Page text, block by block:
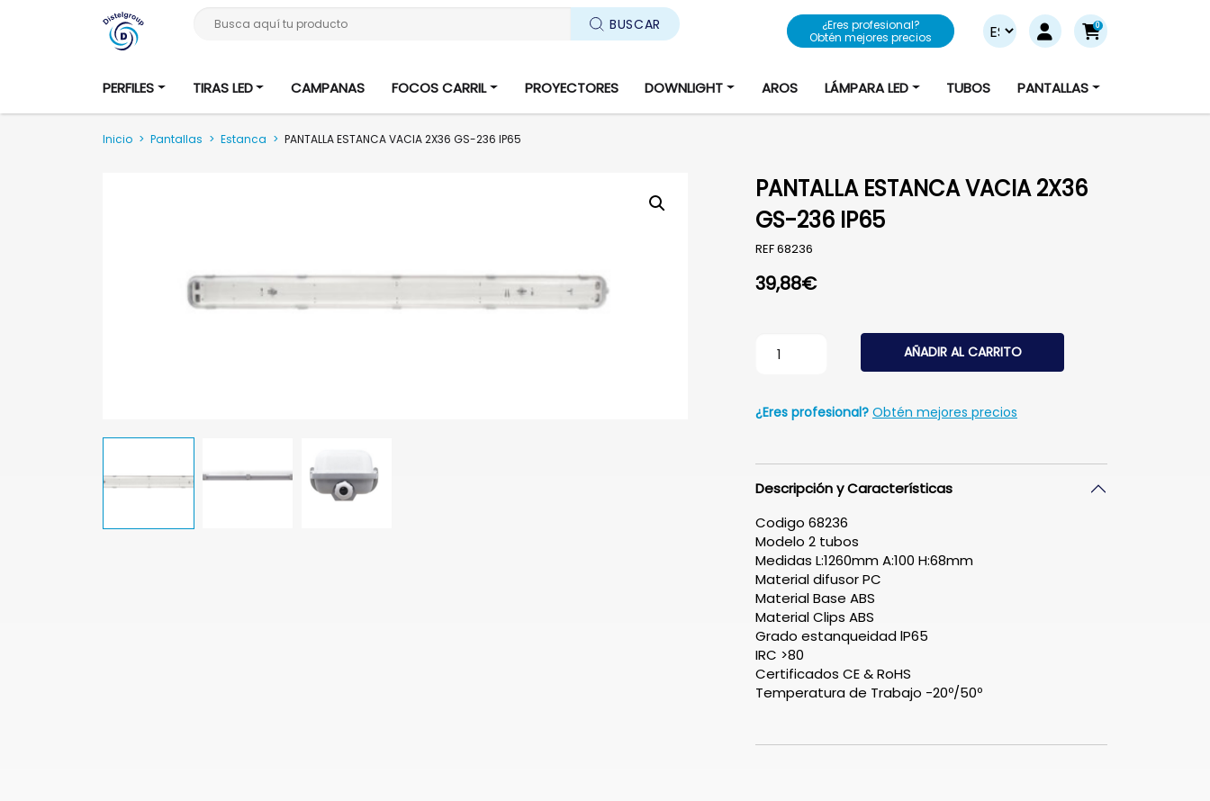
Busca aquí tu producto BUSCAR
¿Eres profesional?
Obtén mejores precios
0
PERFILES TIRAS LED CAMPANAS FOCOS CARRIL PROYECTORES DOWNLIGHT AROS LÁMPARA LED TUBOS PANTALLAS
Inicio > Pantallas > Estanca > PANTALLA ESTANCA VACIA 2X36 GS-236 IP65
PANTALLA ESTANCA VACIA 2X36
GS-236 IP65
REF68236
39,88€
PANTALLA ESTANCA VACIA 2X36 GS-236 IP65 cantidad
AÑADIR AL CARRITO
¿Eres profesional? Obtén mejores precios
Descripción y Características
Codigo 68236
Modelo 2 tubos
Medidas L:1260mm A:100 H:68mm
Material difusor PC
Material Base ABS
Material Clips ABS
Grado estanqueidad lP65
IRC >80
Certificados CE & RoHS
Temperatura de Trabajo -20º/50º